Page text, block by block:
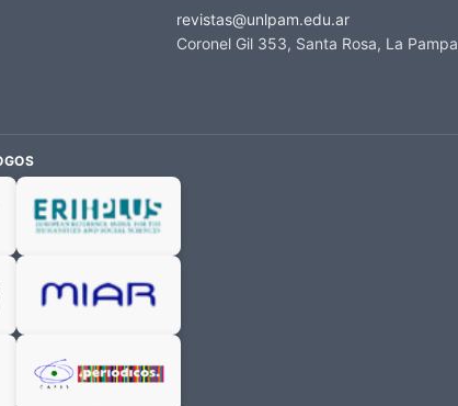
revistas@unlpam.edu.ar
Coronel Gil 353, Santa Rosa, La Pampa